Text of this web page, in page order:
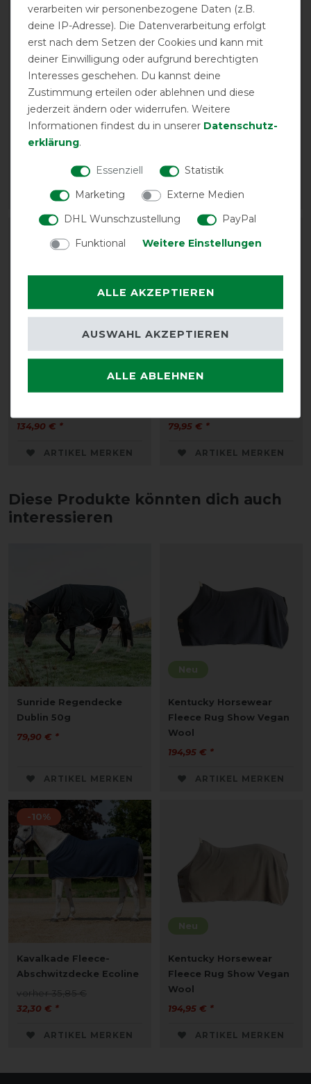
Eskadron Basics
ARTIKEL MERKEN
Eskadron Basics
129,90 € *
ARTIKEL MERKEN
Ausreitdecke Softshell
134,90 € *
ARTIKEL MERKEN
Eskadron Basics
Fliegendecke Pro Cover
79,95 € *
ARTIKEL MERKEN
Diese Produkte könnten dich auch
interessieren
Sunride Regendecke
Dublin 50g
79,90 € *
ARTIKEL MERKEN
Neu
Kentucky Horsewear
Fleece Rug Show Vegan
Wool
194,95 € *
ARTIKEL MERKEN
-10%
Kavalkade Fleece-
Abschwitzdecke Ecoline
vorher 35,85 €
32,30 € *
ARTIKEL MERKEN
Neu
Kentucky Horsewear
Fleece Rug Show Vegan
Wool
194,95 € *
ARTIKEL MERKEN
verarbeiten wir personenbezogene Daten (z.B.
deine IP-Adresse). Die Datenverarbeitung erfolgt
erst nach dem Setzen der Cookies und kann mit
deiner Einwilligung oder aufgrund berechtigten
Interesses geschehen. Du kannst deine
Zustimmung erteilen oder ablehnen und diese
jederzeit ändern oder widerrufen. Weitere
Informationen findest du in unserer Daten­schutz­
erklärung.
Essenziell
Statistik
Marketing
Externe Medien
DHL Wunschzustellung
PayPal
Funktional
Weitere Einstellungen
ALLE AKZEPTIEREN
ALLE ABLEHNEN
AUSWAHL AKZEPTIEREN